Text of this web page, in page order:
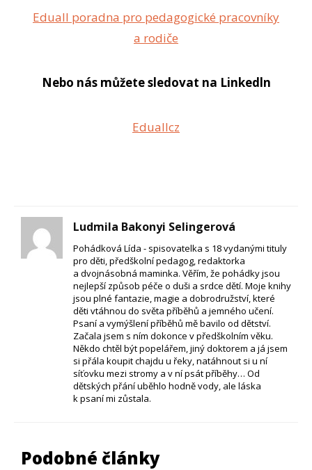
Eduall poradna pro pedagogické pracovníky
a rodiče
Nebo nás můžete sledovat na Linkedln
Eduallcz
Ludmila Bakonyi Selingerová
Pohádková Lída - spisovatelka s 18 vydanými tituly
pro děti, předškolní pedagog, redaktorka
a dvojnásobná maminka. Věřím, že pohádky jsou
nejlepší způsob péče o duši a srdce dětí. Moje knihy
jsou plné fantazie, magie a dobrodružství, které
děti vtáhnou do světa příběhů a jemného učení.
Psaní a vymýšlení příběhů mě bavilo od dětství.
Začala jsem s ním dokonce v předškolním věku.
Někdo chtěl být popelářem, jiný doktorem a já jsem
si přála koupit chajdu u řeky, natáhnout si u ní
síťovku mezi stromy a v ní psát příběhy… Od
dětských přání uběhlo hodně vody, ale láska
k psaní mi zůstala.
Podobné články